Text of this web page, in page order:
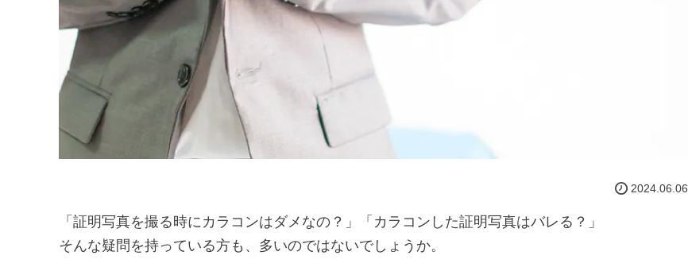
2024.06.06
「証明写真を撮る時にカラコンはダメなの？」「カラコンした証明写真はバレる？」
そんな疑問を持っている方も、多いのではないでしょうか。